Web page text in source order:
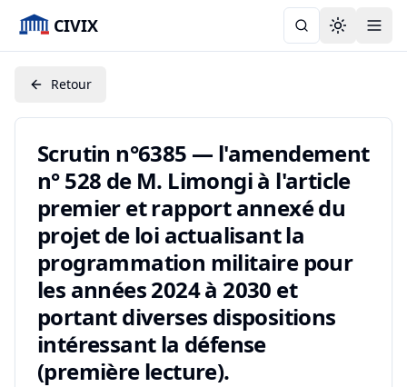
CIVIX Toggle
Retour
Scrutin n°6385 — l'amendement
n° 528 de M. Limongi à l'article
premier et rapport annexé du
projet de loi actualisant la
programmation militaire pour
les années 2024 à 2030 et
portant diverses dispositions
intéressant la défense
(première lecture).